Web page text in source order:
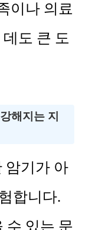
이나 의료
도 큰 도
해지는 지
암기가 아
합니다.
수 있는 문